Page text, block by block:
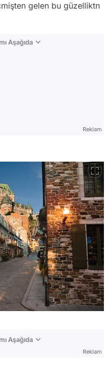
gelen bu güzelliktn
Aşağıda
Reklam
Aşağıda
Reklam